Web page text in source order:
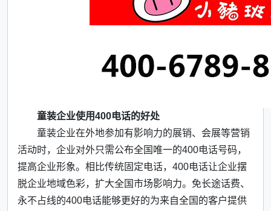
童装企业使用400电话的好处
童装企业在外地参加有影响力的展销、会展等营销
活动时，企业对外只需公布全国唯一的400电话号码，
提高企业形象。相比传统固定电话，400电话让企业摆
脱企业地域色彩，扩大全国市场影响力。免长途话费、
永不占线的400电话能够更好的为来自全国的客户提供